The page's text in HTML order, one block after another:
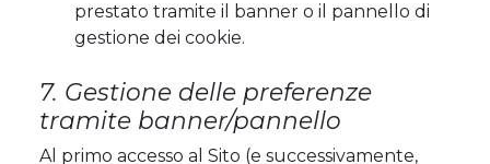
prestato tramite il banner o il pannello di
gestione dei cookie.
7. Gestione delle preferenze
tramite banner/pannello
Al primo accesso al Sito (e successivamente,